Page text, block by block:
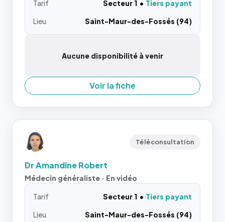
Tarif Secteur 1
Tiers payant
Lieu
Saint-Maur-des-Fossés (94)
Aucune disponibilité à venir
Voir la fiche
Téléconsultation
Dr Amandine Robert
Médecin généraliste · En vidéo
Tarif Secteur 1
Tiers payant
Lieu
Saint-Maur-des-Fossés (94)